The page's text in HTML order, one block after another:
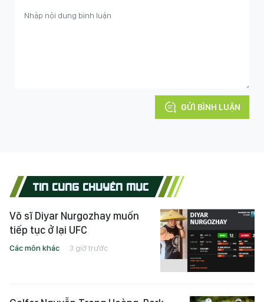
GỬI BÌNH LUẬN
TIN CÙNG CHUYÊN MỤC
Võ sĩ Diyar Nurgozhay muốn
tiếp tục ở lại UFC
Các môn khác 3 giờ trước